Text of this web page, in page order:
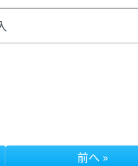
前へ »